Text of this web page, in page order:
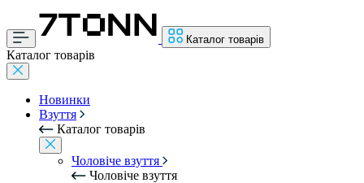
Каталог товарів
Каталог товарів
Новинки
Взуття
Каталог товарів
Чоловіче взуття
Чоловіче взуття